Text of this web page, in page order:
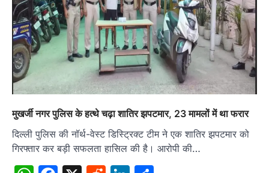
मुखर्जी नगर पुलिस के हत्थे चढ़ा शातिर झपटमार, 23 मामलों में था फरार
दिल्ली पुलिस की नॉर्थ-वेस्ट डिस्ट्रिक्ट टीम ने एक शातिर झपटमार को
गिरफ्तार कर बड़ी सफलता हासिल की है। आरोपी की…